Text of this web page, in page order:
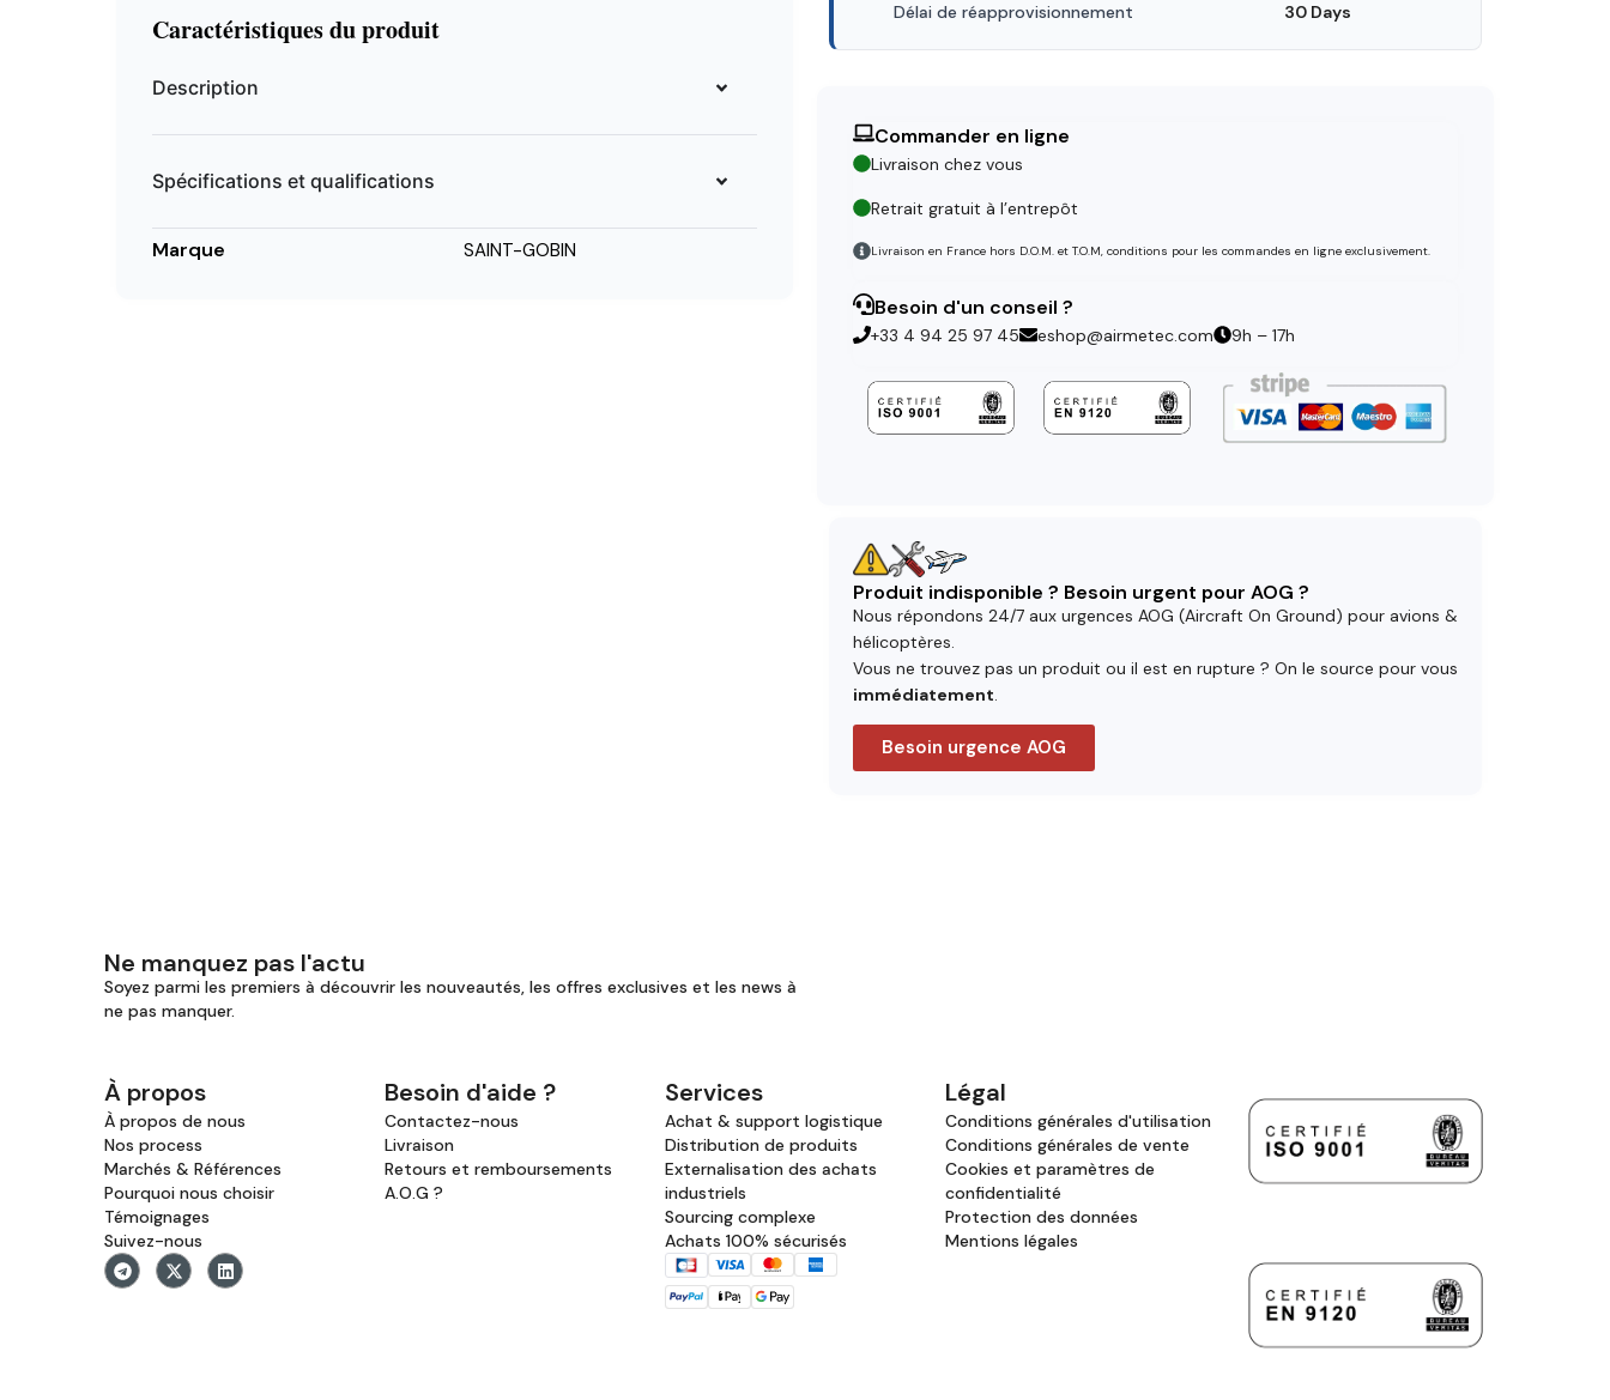
Délai de réapprovisionnement 30 Days
Commander en ligne
Livraison chez vous
Retrait gratuit à l’entrepôt
Livraison en France hors D.O.M. et T.O.M, conditions pour les commandes en ligne exclusivement.
Besoin d'un conseil ?
+33 4 94 25 97 45 eshop@airmetec.com 9h – 17h
Produit indisponible ? Besoin urgent pour AOG ?
Nous répondons 24/7 aux urgences AOG (Aircraft On Ground) pour avions &
hélicoptères.
Vous ne trouvez pas un produit ou il est en rupture ? On le source pour vous
immédiatement.
Besoin urgence AOG
Caractéristiques du produit
Description
Spécifications et qualifications
Marque SAINT-GOBIN
Ne manquez pas l'actu
Soyez parmi les premiers à découvrir les nouveautés, les offres exclusives et les news à
ne pas manquer.
À propos
À propos de nous
Nos process
Marchés & Références
Pourquoi nous choisir
Témoignages
Suivez-nous
Besoin d'aide ?
Contactez-nous
Livraison
Retours et remboursements
A.O.G ?
Services
Achat & support logistique
Distribution de produits
Externalisation des achats
industriels
Sourcing complexe
Achats 100% sécurisés
Légal
Conditions générales d'utilisation
Conditions générales de vente
Cookies et paramètres de
confidentialité
Protection des données
Mentions légales